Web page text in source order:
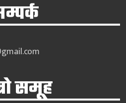
समूह